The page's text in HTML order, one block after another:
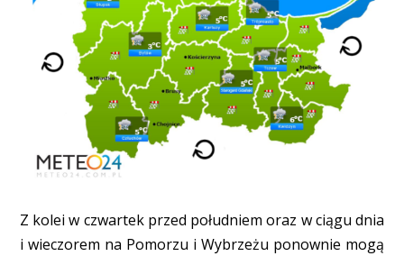
Z kolei w czwartek przed południem oraz w ciągu dnia
i wieczorem na Pomorzu i Wybrzeżu ponownie mogą